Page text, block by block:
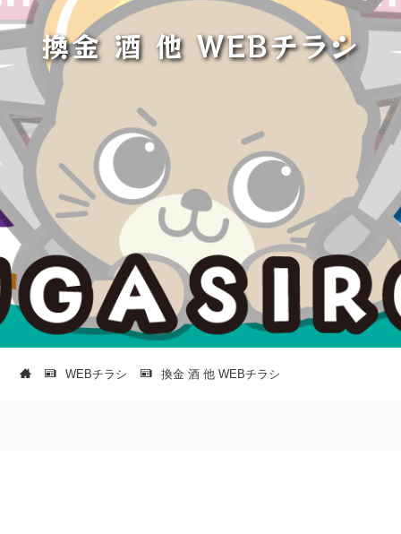
換金 酒 他 WEBチラシ
WEBチラシ 換金 酒 他 WEBチラシ